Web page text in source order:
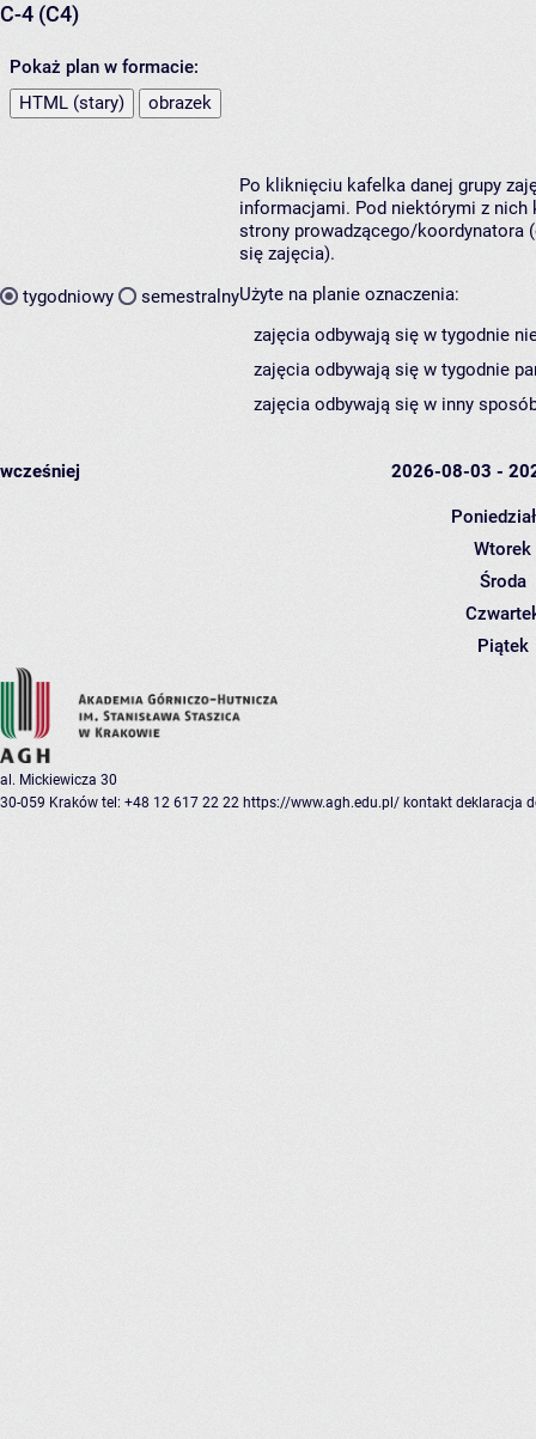
C-4 (C4)
Pokaż plan w formacie:
HTML (stary)
obrazek
tygodniowy semestralny
Po kliknięciu kafelka danej grupy
informacjami. Pod niektórymi z nich
strony prowadzącego/koordynatora
się zajęcia).
Użyte na planie oznaczenia:
zajęcia odbywają się w tygodnie
zajęcia odbywają się w tygodnie
zajęcia odbywają się w inny
wcześniej 2026-08-03 -
Wtorek
Środa
Piątek
al. Mickiewicza 30
30-059 Kraków tel: +48 12 617 22 22 https://www.agh.edu.pl/ kontakt deklaracja